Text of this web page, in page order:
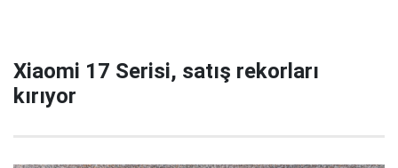
Xiaomi 17 Serisi, satış rekorları
kırıyor